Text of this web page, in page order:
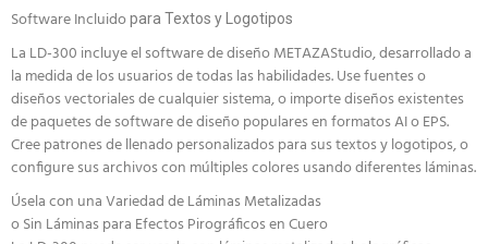
Software Incluidopara Textos y Logotipos
La LD-300 incluye el software de diseño METAZAStudio, desarrollado a
la medida de los usuarios de todas las habilidades. Use fuentes o
diseños vectoriales de cualquier sistema, o importe diseños existentes
de paquetes de software de diseño populares en formatos AI o EPS.
Cree patrones de llenado personalizados para sus textos y logotipos, o
configure sus archivos con múltiples colores usando diferentes láminas.
Úsela con una Variedad de Láminas Metalizadas
o Sin Láminas para Efectos Pirográficos en Cuero